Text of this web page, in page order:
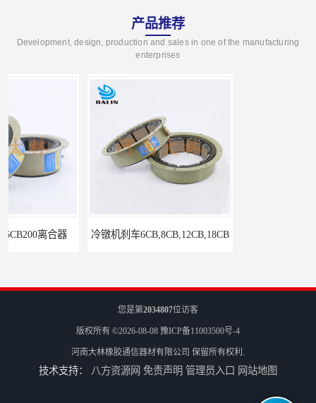
产品推荐
Development, design, production and sales in one of the manufacturing
enterprises
冷镦机刹车6CB,8CB,12CB,18CB Airflex同等6CB200离合器
您是第2034807位访客
版权所有 ©2026-08-08 豫ICP备11003500号-4
河南大林橡胶通信器材有限公司 保留所有权利.
技术支持： 八方资源网 免责声明 管理员入口 网站地图